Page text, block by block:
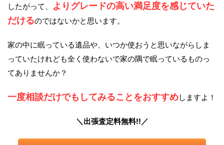
したがって、
よりグレードの高い満足度を感じていた
だけるのではないかと思います。
家の中に眠っている遺品や、いつか使おうと思いながらしま
っていたけれども全く使わないで家の隅で眠っているものっ
てありませんか？
一度相談だけでもしてみることをおすすめしますよ！
＼出張査定料無料!!／